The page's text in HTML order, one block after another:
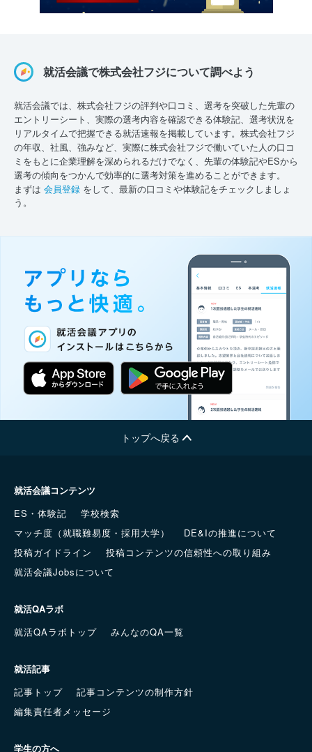
就活会議で株式会社フジについて調べよう
就活会議では、株式会社フジの評判や口コミ、選考を突破した先輩の
エントリーシート、実際の選考内容を確認できる体験記、選考状況を
リアルタイムで把握できる就活速報を掲載しています。株式会社フジ
の年収、社風、強みなど、実際に株式会社フジで働いていた人の口コ
ミをもとに企業理解を深められるだけでなく、先輩の体験記やESから
選考の傾向をつかんで効率的に選考対策を進めることができます。
まずは 会員登録 をして、最新の口コミや体験記をチェックしましょ
う。
トップへ戻る
就活会議コンテンツ
ES・体験記
学校検索
マッチ度（就職難易度・採用大学）
DE&Iの推進について
投稿ガイドライン
投稿コンテンツの信頼性への取り組み
就活会議Jobsについて
就活QAラボ
就活QAラボトップ
みんなのQA一覧
就活記事
記事トップ
記事コンテンツの制作方針
編集責任者メッセージ
学生の方へ